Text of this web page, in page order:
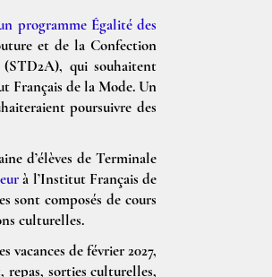
programme Égalité des
et de la Confection
qui souhaitent
Français de la Mode. Un
poursuivre des
d’élèves de Terminale
à l’Institut Français de
sont composés de cours
culturelles.
vacances de février 2027,
sorties culturelles,